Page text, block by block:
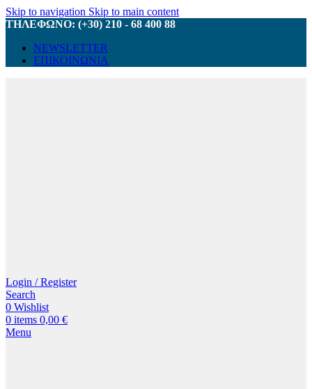
Skip to navigation Skip to main content
ΤΗΛΕΦΩΝΟ: (+30) 210 - 68 400 88
NEWSLETTER
ΕΠΙΚΟΙΝΩΝΙΑ
Login / Register
Search
0 Wishlist
0 items 0,00 €
Menu